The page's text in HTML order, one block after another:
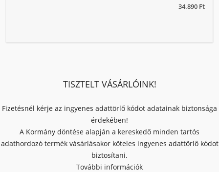
34.890 Ft
TISZTELT VÁSÁRLÓINK!
Fizetésnél kérje az ingyenes adattörlő kódot adatainak biztonsága
érdekében!
A Kormány döntése alapján a kereskedő minden tartós
adathordozó termék vásárlásakor köteles ingyenes adattörlő kódot
biztosítani.
További információk